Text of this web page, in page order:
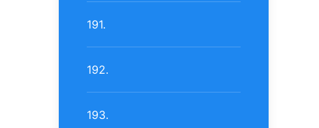
191.
192.
193.